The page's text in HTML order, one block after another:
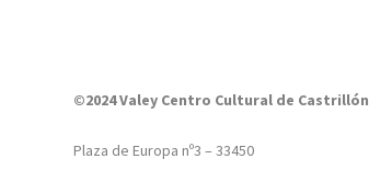
©2024 Valey Centro Cultural de Castrillón
Plaza de Europa nº3 – 33450